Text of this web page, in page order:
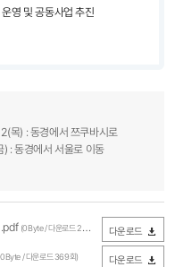
영 및 공동사업 추진
목) : 동경에서 쯔쿠바시로
: 동경에서 서울로 이동
(0Byte / 다운로드 201회) 다운로드
/ 다운로드 369회) 다운로드